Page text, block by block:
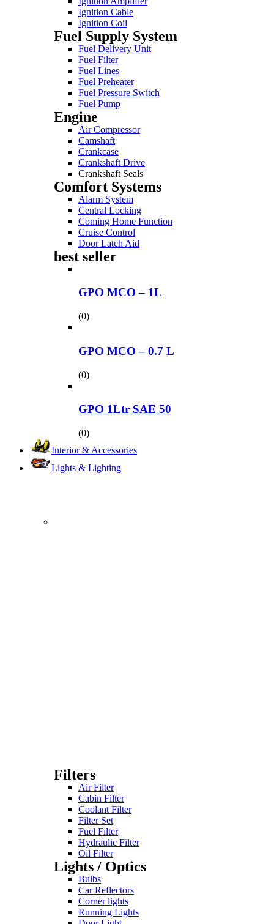
Ignition Cable
Ignition Coil
Fuel Supply System
Fuel Delivery Unit
Fuel Filter
Fuel Lines
Fuel Preheater
Fuel Pressure Switch
Fuel Pump
Engine
Air Compressor
Camshaft
Crankcase
Crankshaft Drive
Crankshaft Seals
Comfort Systems
Alarm System
Central Locking
Coming Home Function
Cruise Control
Door Latch Aid
best seller
GPO MCO – 1L
(0)
GPO MCO – 0.7 L
(0)
GPO 1Ltr SAE 50
(0)
Interior & Accessories
Lights & Lighting
Filters
Air Filter
Cabin Filter
Coolant Filter
Filter Set
Fuel Filter
Hydraulic Filter
Oil Filter
Lights / Optics
Bulbs
Car Reflectors
Corner lights
Running Lights